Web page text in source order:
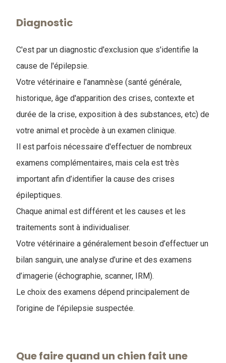
Diagnostic
C'est par un diagnostic d'exclusion que s'identifie la
cause de l'épilepsie.
Votre vétérinaire e l'anamnèse (santé générale,
historique, âge d'apparition des crises, contexte et
durée de la crise, exposition à des substances, etc) de
votre animal et procède à un examen clinique.
Il est parfois nécessaire d'effectuer de nombreux
examens complémentaires, mais cela est très
important afin d’identifier la cause des crises
épileptiques.
Chaque animal est différent et les causes et les
traitements sont à individualiser.
Votre vétérinaire a généralement besoin d’effectuer un
bilan sanguin, une analyse d’urine et des examens
d’imagerie (échographie, scanner, IRM).
Le choix des examens dépend principalement de
l’origine de l’épilepsie suspectée.
Que faire quand un chien fait une